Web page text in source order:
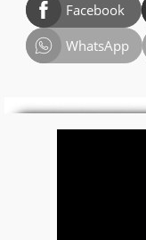
Facebook
WhatsApp